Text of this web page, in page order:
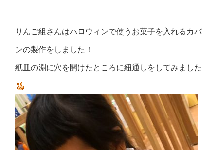
りんご組さんはハロウィンで使うお菓子を入れるカバ
ンの製作をしました！
紙皿の淵に穴を開けたところに紐通しをしてみました